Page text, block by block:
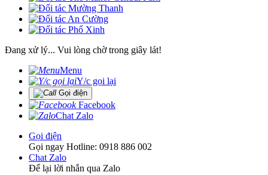
Đang xử lý... Vui lòng chờ trong giây lát!
Menu
Y/c gọi lại
Gọi điện
Facebook
Chat Zalo
Gọi điện
Gọi ngay Hotline: 0918 886 002
Chat Zalo
Để lại lời nhắn qua Zalo